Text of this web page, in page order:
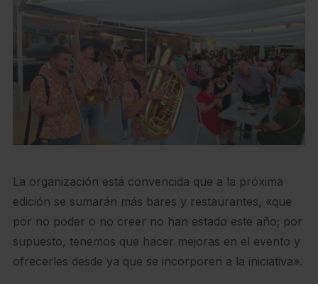
La organización está convencida que a la próxima
edición se sumarán más bares y restaurantes, «que
por no poder o no creer no han estado este año; por
supuesto, tenemos que hacer mejoras en el evento y
ofrecerles desde ya que se incorporen a la iniciativa».